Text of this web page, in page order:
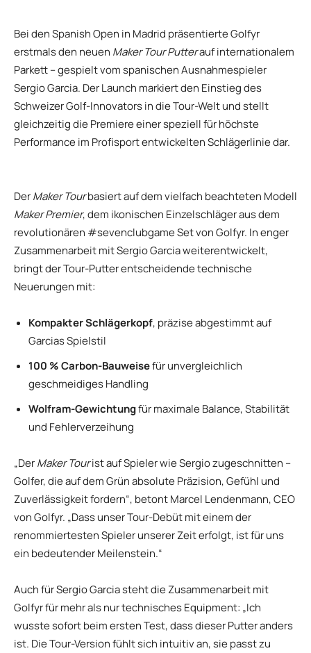
Bei den Spanish Open in Madrid präsentierte Golfyr
erstmals den neuen Maker Tour Putterauf internationalem
Parkett – gespielt vom spanischen Ausnahmespieler
Sergio Garcia. Der Launch markiert den Einstieg des
Schweizer Golf-Innovators in die Tour-Welt und stellt
gleichzeitig die Premiere einer speziell für höchste
Performance im Profisport entwickelten Schlägerlinie dar.
DerMaker Tourbasiert auf dem vielfach beachteten Modell
Maker Premier, dem ikonischen Einzelschläger aus dem
revolutionären #sevenclubgame Set von Golfyr. In enger
Zusammenarbeit mit Sergio Garcia weiterentwickelt,
bringt der Tour-Putter entscheidende technische
Neuerungen mit:
Kompakter Schlägerkopf, präzise abgestimmt auf
Garcias Spielstil
100 % Carbon-Bauweisefür unvergleichlich
geschmeidiges Handling
Wolfram-Gewichtungfür maximale Balance, Stabilität
und Fehlerverzeihung
„DerMaker Tourist auf Spieler wie Sergio zugeschnitten –
Golfer, die auf dem Grün absolute Präzision, Gefühl und
Zuverlässigkeit fordern“, betont Marcel Lendenmann, CEO
von Golfyr. „Dass unser Tour-Debüt mit einem der
renommiertesten Spieler unserer Zeit erfolgt, ist für uns
ein bedeutender Meilenstein.“
Auch für Sergio Garcia steht die Zusammenarbeit mit
Golfyr für mehr als nur technisches Equipment: „Ich
wusste sofort beim ersten Test, dass dieser Putter anders
ist. Die Tour-Version fühlt sich intuitiv an, sie passt zu